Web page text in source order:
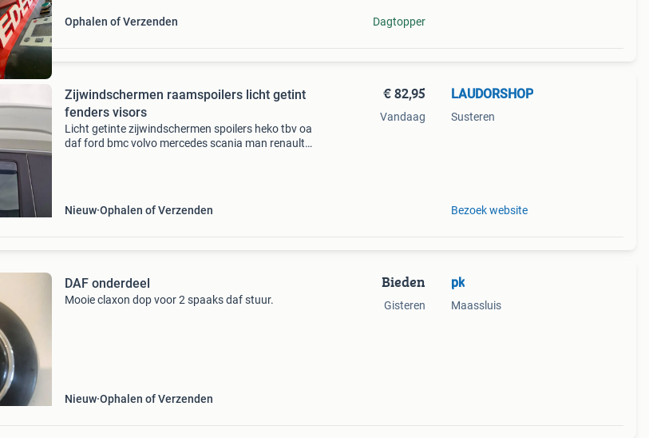
Ophalen of Verzenden Dagtopper
Zijwindschermen raamspoilers licht getint
fenders visors
Licht getinte zijwindschermen spoilers heko tbv oa
daf ford bmc volvo mercedes scania man renault
Nieuw Ophalen of Verzenden
€ 82,95
Vandaag
LAUDORSHOP
Susteren
Bezoek website
DAF onderdeel
Mooie claxon dop voor 2 spaaks daf stuur.
Nieuw Ophalen of Verzenden
Bieden
Gisteren
pk
Maassluis